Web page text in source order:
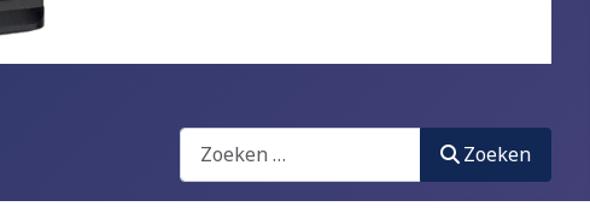
Zoeken
Zoeken